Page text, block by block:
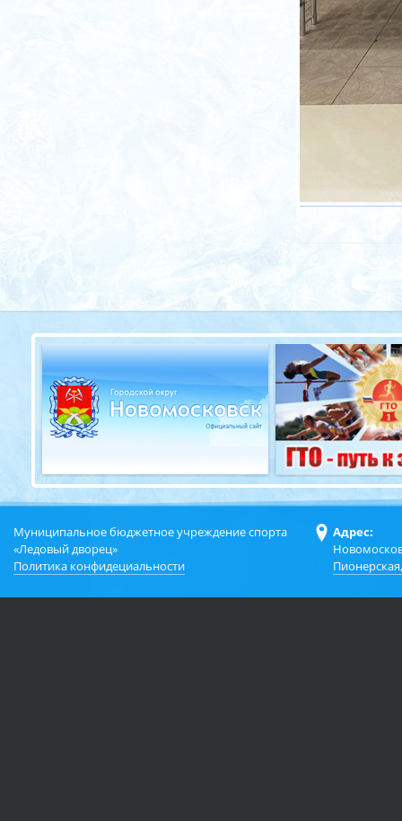
Муниципальное бюджетное учреждение спорта
«Ледовый дворец»
Политика конфидециальности
Адрес: